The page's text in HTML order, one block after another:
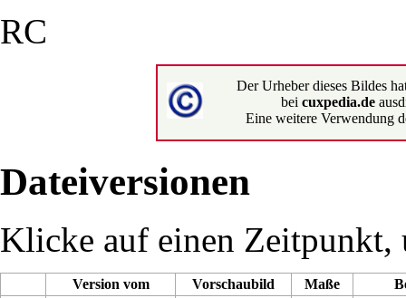
RC
Der Urheber dieses Bildes
bei cuxpedia.de
Eine weitere Verwendung
Dateiversionen
Klicke auf einen Zeitpunkt,
Version vom Vorschaubild Maße